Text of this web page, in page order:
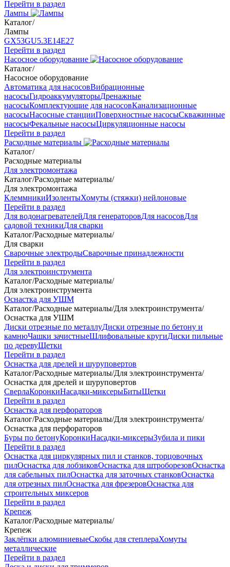
Перейти в раздел
Лампы
Каталог/
Лампы
GX53GU5.3Е14Е27
Перейти в раздел
Насосное оборудование
Каталог/
Насосное оборудование
Автоматика для насосовВибрационные
насосыГидроаккумуляторыДренажные
насосыКомплектующие для насосовКанализационные
насосыНасосные станцииПоверхностные насосыСкважинные
насосыФекальные насосыЦиркуляционные насосы
Перейти в раздел
Расходные материалы
Каталог/
Расходные материалы
Для электромонтажа
Каталог/Расходные материалы/
Для электромонтажа
КлеммникиИзолентыХомуты (стяжки) нейлоновые
Перейти в раздел
Для водонагревателейДля генераторовДля насосовДля
садовой техникиДля сварки
Каталог/Расходные материалы/
Для сварки
Сварочные электродыСварочные принадлежности
Перейти в раздел
Для электроинструмента
Каталог/Расходные материалы/
Для электроинструмента
Оснастка для УШМ
Каталог/Расходные материалы/Для электроинструмента/
Оснастка для УШМ
Диски отрезные по металлуДиски отрезные по бетону и
камнюЧашки зачистныеШлифовальные кругиДиски пильные
по деревуЩетки
Перейти в раздел
Оснастка для дрелей и шуруповертов
Каталог/Расходные материалы/Для электроинструмента/
Оснастка для дрелей и шуруповертов
СверлаКоронкиНасадки-миксерыБитыЩетки
Перейти в раздел
Оснастка для перфораторов
Каталог/Расходные материалы/Для электроинструмента/
Оснастка для перфораторов
Буры по бетонуКоронкиНасадки-миксерыЗубила и пики
Перейти в раздел
Оснастка для циркулярных пил и станков, торцовочных
пилОснастка для лобзиковОснастка для штроборезовОснастка
для сабельных пилОснастка для заточных станковОснастка
для отрезных пилОснастка для фрезеровОснастка для
строительных миксеров
Перейти в раздел
Крепеж
Каталог/Расходные материалы/
Крепеж
Заклёпки алюминиевыеСкобы для степлераХомуты
металлические
Перейти в раздел